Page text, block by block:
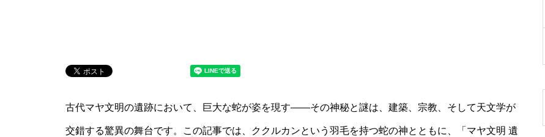
古代マヤ文明の遺跡において、巨大な蛇が姿を現す――その神秘と謎は、建築、宗教、そして天文学が
交錯する驚異の舞台です。この記事では、ククルカンという羽毛を持つ蛇の神とともに、「マヤ文明 遺